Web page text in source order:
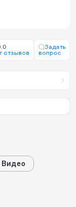
отзывов
Задать
вопрос
Видео